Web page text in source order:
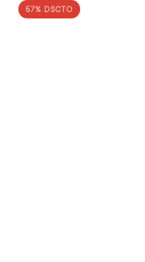
57% DSCTO